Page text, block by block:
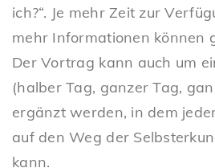
ich?“. Je mehr Zeit zur
mehr Informationen können
Der Vortrag kann auch um
(halber Tag, ganzer Tag,
ergänzt werden, in dem
auf den Weg der
kann.